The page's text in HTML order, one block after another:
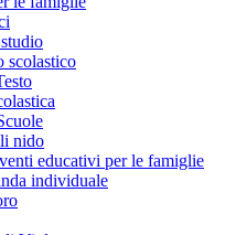
scolastico
nido
educativi per le famiglie
individuale